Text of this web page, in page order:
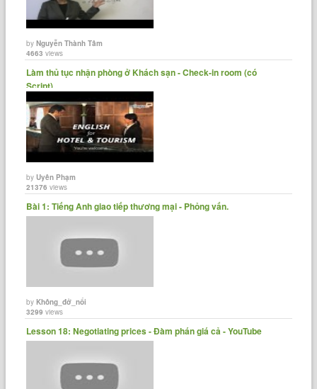
byNguyễn Thành Tâm
4663 views
Làm thủ tục nhận phòng ở Khách sạn - Check-in room (có
Script)
byUyên Phạm
21376 views
Bài 1: Tiếng Anh giao tiếp thương mại - Phỏng vấn.
byKhông_đở_nổi
3299 views
Lesson 18: Negotiating prices - Đàm phán giá cả - YouTube